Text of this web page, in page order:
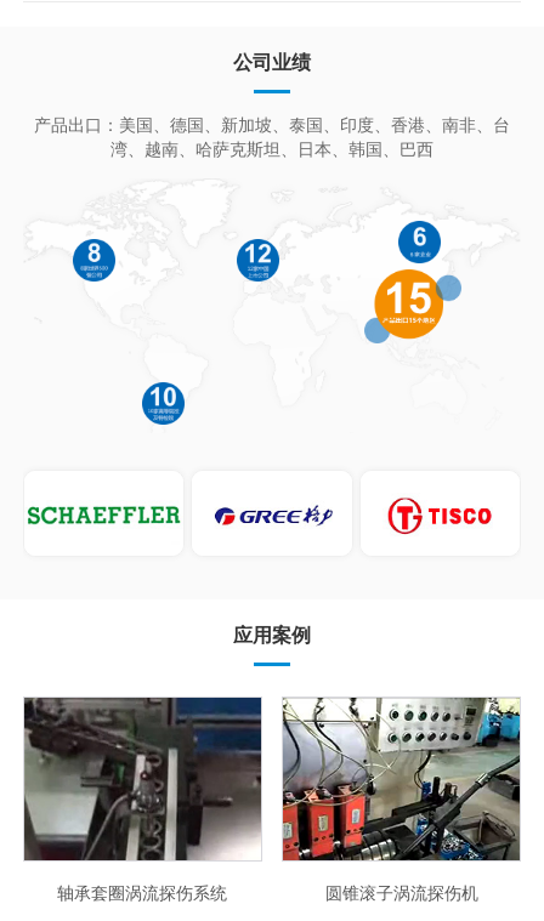
公司业绩
产品出口：美国、德国、新加坡、泰国、印度、香港、南非、台
湾、越南、哈萨克斯坦、日本、韩国、巴西
应用案例
轴承套圈涡流探伤系统 圆锥滚子涡流探伤机